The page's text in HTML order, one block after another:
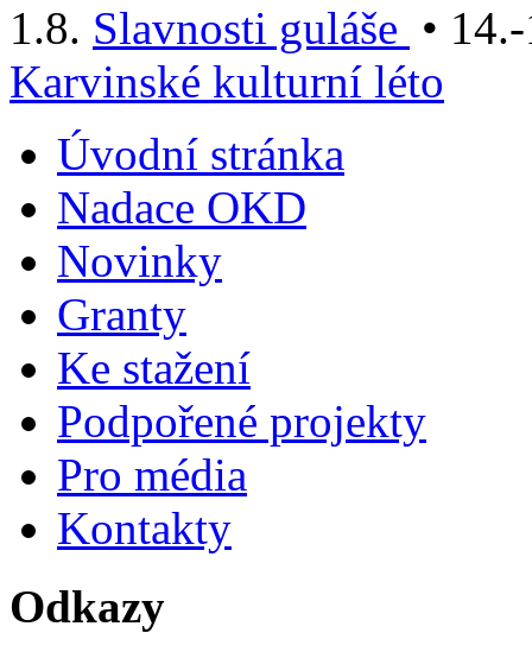
1.8. Slavnosti guláše •
Karvinské kulturní léto
Úvodní stránka
Nadace OKD
Novinky
Granty
Ke stažení
Podpořené projekty
Pro média
Kontakty
Odkazy